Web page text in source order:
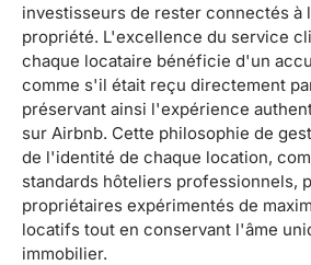
investisseurs de rester connectés à
propriété. L'excellence du service
chaque locataire bénéficie d'un
comme s'il était reçu directement
préservant ainsi l'expérience
sur Airbnb. Cette philosophie de
de l'identité de chaque location,
standards hôteliers professionnels,
propriétaires expérimentés de
locatifs tout en conservant l'âme
immobilier.